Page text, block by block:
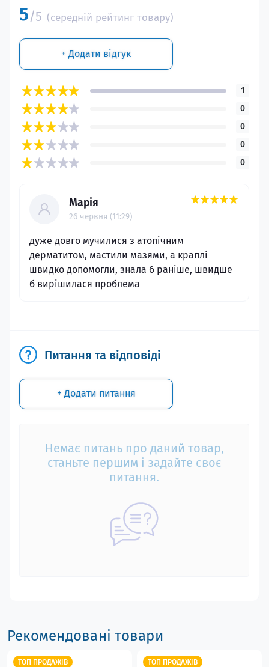
5/5 (середній рейтинг товару)
+ Додати відгук
1
0
0
0
0
Марія
26 червня (11:29)
дуже довго мучилися з атопічним
дерматитом, мастили мазями, а краплі
швидко допомогли, знала б раніше, швидше
б вирішилася проблема
Питання та відповіді
+ Додати питання
Немає питань про даний товар,
станьте першим і задайте своє
питання.
Рекомендовані товари
ТОП ПРОДАЖІВ ТОП ПРОДАЖІВ